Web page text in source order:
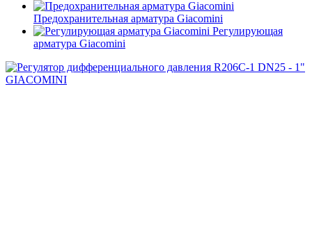
Предохранительная арматура Giacomini
Регулирующая
арматура Giacomini